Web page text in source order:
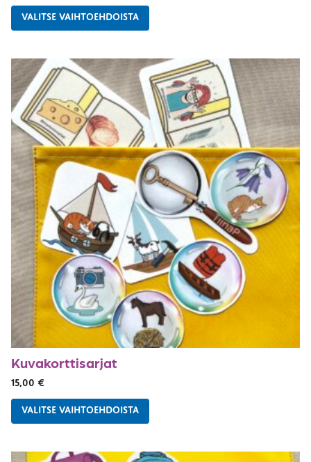
VALITSE VAIHTOEHDOISTA
Kuvakorttisarjat
15,00 €
VALITSE VAIHTOEHDOISTA